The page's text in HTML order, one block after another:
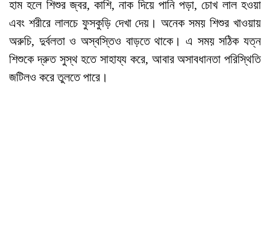
হাম হলে শিশুর জ্বর, কাশি, নাক দিয়ে পানি পড়া, চোখ লাল হওয়া
এবং শরীরে লালচে ফুসকুড়ি দেখা দেয়। অনেক সময় শিশুর খাওয়ায়
অরুচি, দুর্বলতা ও অস্বস্তিও বাড়তে থাকে। এ সময় সঠিক যত্ন
শিশুকে দ্রুত সুস্থ হতে সাহায্য করে, আবার অসাবধানতা পরিস্থিতি
জটিলও করে তুলতে পারে।